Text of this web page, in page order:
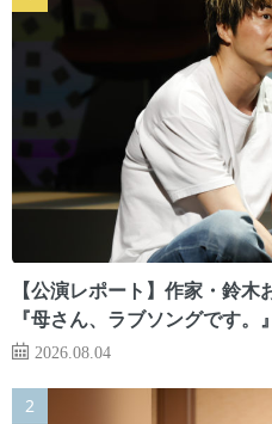
【公演レポート】作家・鈴
『母さん、ラブソングです。』
2026.08.04